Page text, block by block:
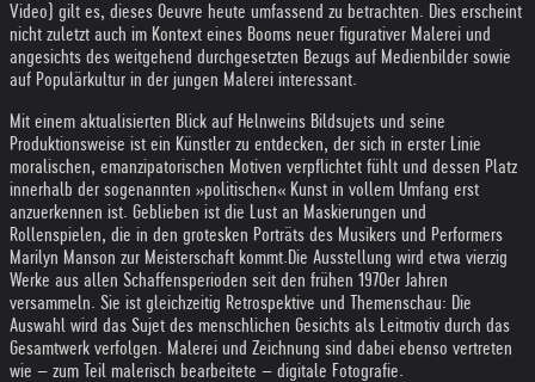
Video) gilt es, dieses Oeuvre heute umfassend zu betrachten. Dies erscheint
nicht zuletzt auch im Kontext eines Booms neuer figurativer Malerei und
angesichts des weitgehend durchgesetzten Bezugs auf Medienbilder sowie
auf Populärkultur in der jungen Malerei interessant.
Mit einem aktualisierten Blick auf Helnweins Bildsujets und seine
Produktionsweise ist ein Künstler zu entdecken, der sich in erster Linie
moralischen, emanzipatorischen Motiven verpflichtet fühlt und dessen Platz
innerhalb der sogenannten »politischen« Kunst in vollem Umfang erst
anzuerkennen ist. Geblieben ist die Lust an Maskierungen und
Rollenspielen, die in den grotesken Porträts des Musikers und Performers
Marilyn Manson zur Meisterschaft kommt. Die Ausstellung wird etwa vierzig
Werke aus allen Schaffensperioden seit den frühen 1970er Jahren
versammeln. Sie ist gleichzeitig Retrospektive und Themenschau: Die
Auswahl wird das Sujet des menschlichen Gesichts als Leitmotiv durch das
Gesamtwerk verfolgen. Malerei und Zeichnung sind dabei ebenso vertreten
wie – zum Teil malerisch bearbeitete – digitale Fotografie.